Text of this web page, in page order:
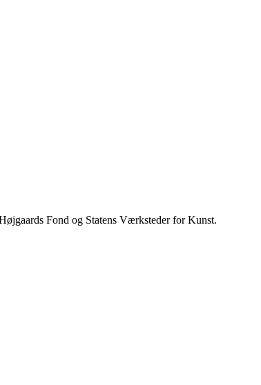
Fond og Statens Værksteder for Kunst.